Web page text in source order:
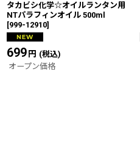
タカビシ化学☆オイルランタン用
NTパラフィンオイル 500ml
[999-12910]
699円 (税込)
オープン価格